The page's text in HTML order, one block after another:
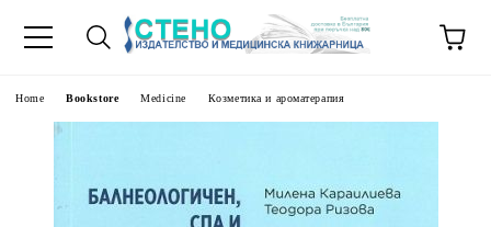
Home Bookstore Medicine Козметика и ароматерапия